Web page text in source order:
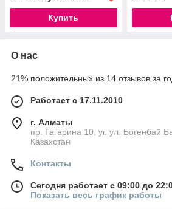
Купить
О нас
21% положительных из 14 отзывов за
Работает с 17.11.2010
г. Алматы
пр. Гагарина 10, уг. ул. Богенбай
Казахстан
Контакты
Сегодня работает с 09:00 до
Показать весь график работы